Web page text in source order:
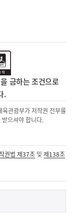
금하는 조건으로
.
관광부가 저작권 전부를
으셔야 합니다.
권법 제37조 및제138조